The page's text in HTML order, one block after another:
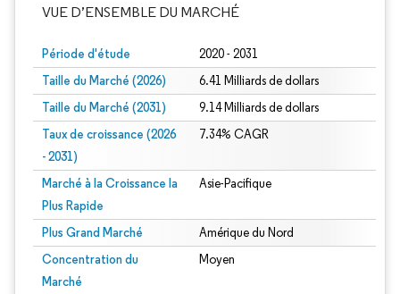
VUE D’ENSEMBLE DU MARCHÉ
Période d'étude 2020 - 2031
Taille du Marché (2026) 6.41 Milliards de dollars
Taille du Marché (2031) 9.14 Milliards de dollars
Taux de croissance (2026
- 2031)
7.34% CAGR
Marché à la Croissance la
Plus Rapide
Asie-Pacifique
Plus Grand Marché Amérique du Nord
Concentration du
Marché
Moyen